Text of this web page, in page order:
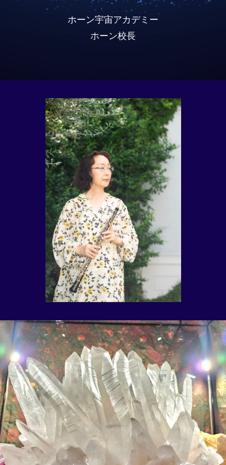
ホーン宇宙アカデミー
ホーン校長